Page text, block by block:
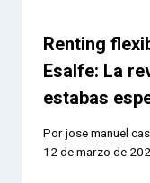
Renting
Esalfe: La
estabas
Porjose manuel
12 de marzo de